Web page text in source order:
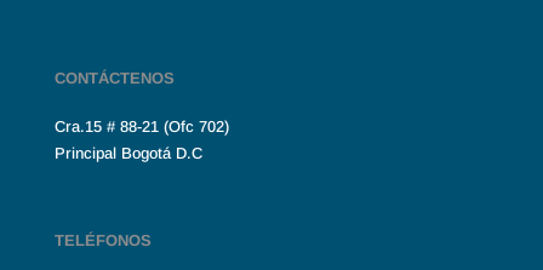
CONTÁCTENOS
Cra.15 # 88-21 (Ofc 702)
Principal Bogotá D.C
TELÉFONOS